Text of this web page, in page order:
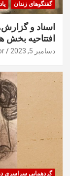
گفتگوهای زندان
اسناد و
افتتاحیه بخش هنری،
دسامبر 5, 2023
گردهمایی سراسری